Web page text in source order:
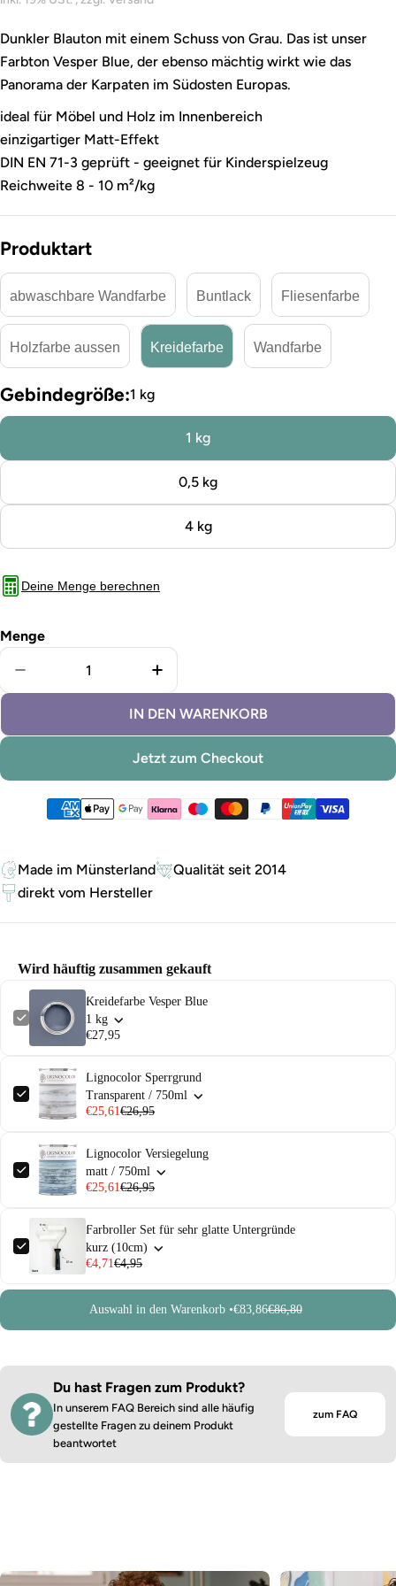
Dunkler Blauton mit einem Schuss von Grau. Das ist unser
Farbton Vesper Blue, der ebenso mächtig wirkt wie das
Panorama der Karpaten im Südosten Europas.
ideal für Möbel und Holz im Innenbereich
einzigartiger Matt-Effekt
DIN EN 71-3 geprüft - geeignet für Kinderspielzeug
Reichweite 8 - 10 m²/kg
Produktart
abwaschbare Wandfarbe Buntlack Fliesenfarbe
Holzfarbe aussen Kreidefarbe Wandfarbe
Gebindegröße:1 kg
1 kg
0,5 kg
4 kg
Deine Menge berechnen
Menge
Menge für Kreidefarbe Vesper Blue verringern
Menge für Kreidefarbe Vesper
IN DEN WARENKORB
Jetzt zum Checkout
Zahlungsmethoden
Made im Münsterland
Qualität seit 2014
direkt vom Hersteller
Wird häuftig zusammen gekauft
Kreidefarbe Vesper Blue
1 kg
€27,95
Lignocolor Sperrgrund
Transparent / 750ml
€25,61€26,95
Lignocolor Versiegelung
matt / 750ml
€25,61€26,95
Farbroller Set für sehr glatte Untergründe
kurz (10cm)
€4,71€4,95
Auswahl in den Warenkorb •€83,86€86,80
Du hast Fragen zum Produkt?
In unserem FAQ Bereich sind alle häufig
gestellte Fragen zu deinem Produkt
beantwortet
zum FAQ